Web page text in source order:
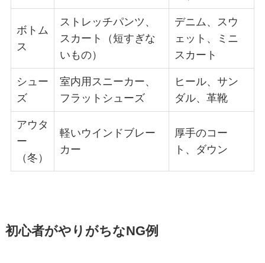
ボトム
ス
ストレッチパンツ、
スカート（短すぎな
いもの）
デニム、スウ
ェット、ミニ
スカート
シュー
ズ
室内用スニーカー、
フラットシューズ
ヒール、サン
ダル、革靴
アウタ
ー
（冬）
軽いウインドブレー
カー
厚手のコー
ト、ダウン
初心者がやりがちなNG例